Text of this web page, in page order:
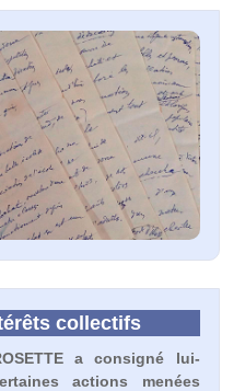
collectifs
a consigné lui-
actions menées